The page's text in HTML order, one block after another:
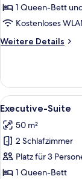
1 Queen-Bett
Kostenloses
Weitere Details
Weitere
Alle
Fotos
für
Executive-
Suite
anzeigen
9
Executive-Suite
50 m²
2 Schlafzimmer
Platz für 3
1 Queen-Bett